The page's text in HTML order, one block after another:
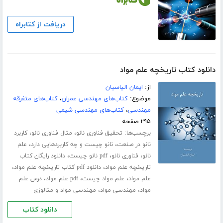
دریافت از کتابراه
دانلود کتاب تاریخچه علم مواد
از: ایمان الیاسیان
موضوع:کتاب‌های مهندسی عمران،کتاب‌های متفرقه
مهندسی،کتاب‌های مهندسی شیمی
۲۹۵ صفحه
برچسب‌ها: تحقیق فناوری نانو، مثال فناوری نانو،کاربرد
نانو در صنعت،نانو چیست و چه کاربردهایی دارد، علم
نانو، فناوری نانو،pdf نانو چیست ،دانلود رایگان کتاب
تاریخچه علم مواد،دانلود pdf کتاب تاریخچه علم مواد ،
علم مواد، علم مواد چیست،pdf علم مواد ،درس علم
مواد، مهندسی مواد، مهندسی مواد و متالوژی
دانلود کتاب